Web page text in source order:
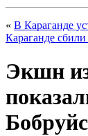
« В Караганде
Караганде сбили
Экшн